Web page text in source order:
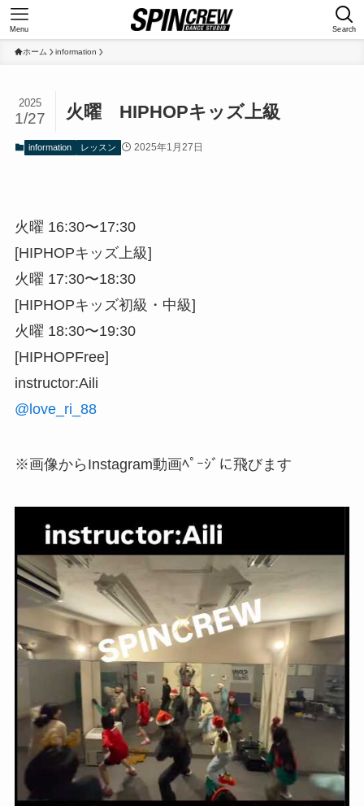
Search
Menu
ホーム information
火曜 HIPHOPキッズ上級
2025
1/27
information レッスン 2025年1月27日
火曜 16:30〜17:30
[HIPHOPキッズ上級]
火曜 17:30〜18:30
[HIPHOPキッズ初級・中級]
火曜 18:30〜19:30
[HIPHOPFree]
instructor:Aili
@love_ri_88
※画像からInstagram動画ﾍﾟｰｼﾞに飛びます